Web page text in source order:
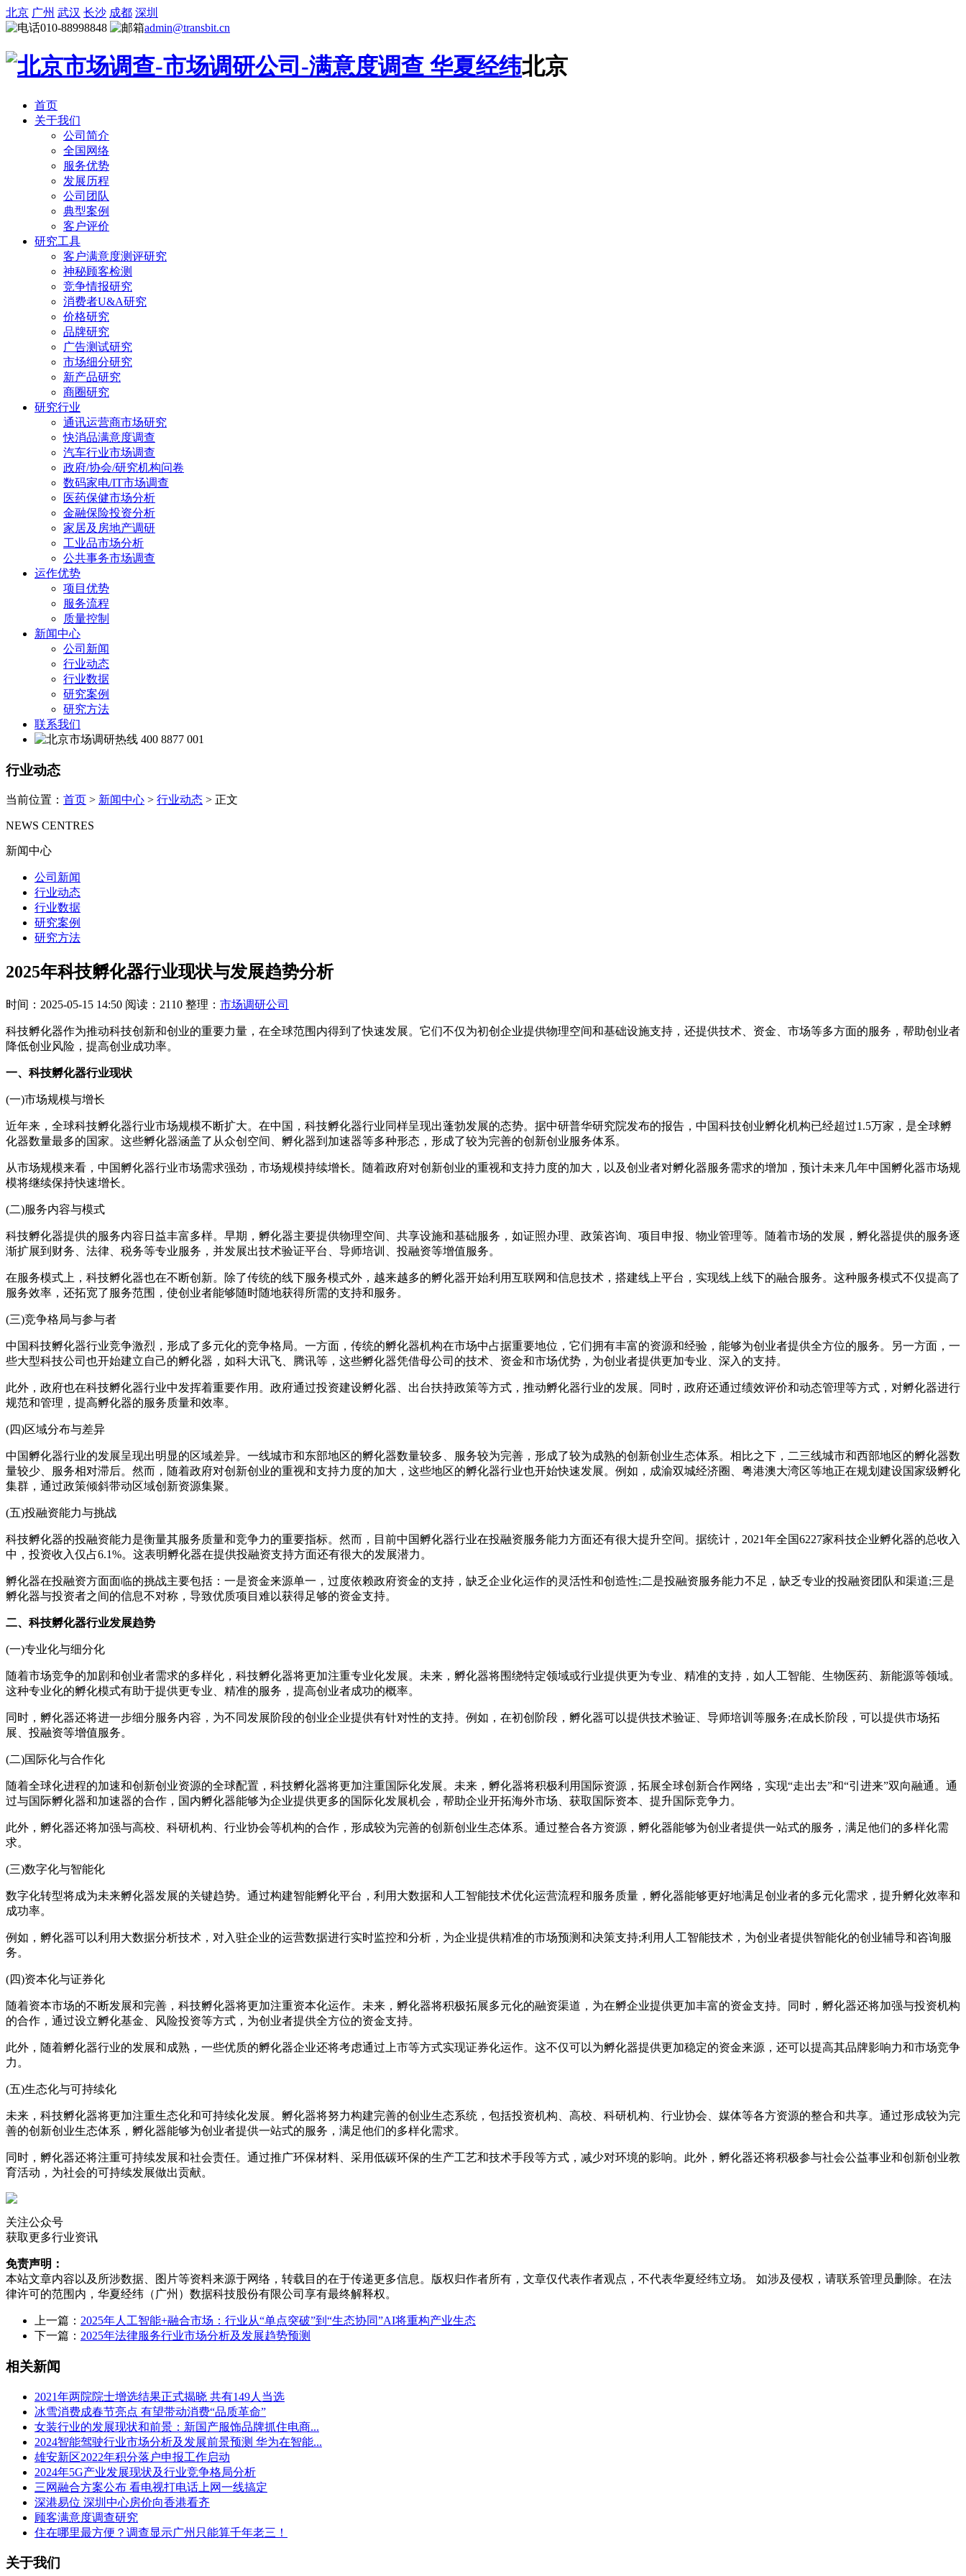
北京 广州 武汉 长沙 成都 深圳
010-88998848
admin@transbit.cn
华夏经纬北京
首页
关于我们
公司简介
全国网络
服务优势
发展历程
公司团队
典型案例
客户评价
研究工具
客户满意度测评研究
神秘顾客检测
竞争情报研究
消费者U&A研究
价格研究
品牌研究
广告测试研究
市场细分研究
新产品研究
商圈研究
研究行业
通讯运营商市场研究
快消品满意度调查
汽车行业市场调查
政府/协会/研究机构问卷
数码家电/IT市场调查
医药保健市场分析
金融保险投资分析
家居及房地产调研
工业品市场分析
公共事务市场调查
运作优势
项目优势
服务流程
质量控制
新闻中心
公司新闻
行业动态
行业数据
研究案例
研究方法
联系我们
400 8877 001
行业动态
当前位置： 首页 > 新闻中心 > 行业动态 > 正文
NEWS CENTRES
新闻中心
公司新闻
行业动态
行业数据
研究案例
研究方法
2025年科技孵化器行业现状与发展趋势分析
时间：2025-05-15 14:50 阅读：2110 整理： 市场调研公司
科技孵化器作为推动科技创新和创业的重要力量，在全球范围内得到了快速发展。它们不仅为初创企业提供物理空间和基础设施支持，还提供技术、资金、市场等多方面的服务，帮助创业者
降低创业风险，提高创业成功率。
一、科技孵化器行业现状
(一)市场规模与增长
近年来，全球科技孵化器行业市场规模不断扩大。在中国，科技孵化器行业同样呈现出蓬勃发展的态势。据中研普华研究院发布的报告，中国科技创业孵化机构已经超过1.5万家，是全球孵
化器数量最多的国家。这些孵化器涵盖了从众创空间、孵化器到加速器等多种形态，形成了较为完善的创新创业服务体系。
从市场规模来看，中国孵化器行业市场需求强劲，市场规模持续增长。随着政府对创新创业的重视和支持力度的加大，以及创业者对孵化器服务需求的增加，预计未来几年中国孵化器市场规
模将继续保持快速增长。
(二)服务内容与模式
科技孵化器提供的服务内容日益丰富多样。早期，孵化器主要提供物理空间、共享设施和基础服务，如证照办理、政策咨询、项目申报、物业管理等。随着市场的发展，孵化器提供的服务逐
渐扩展到财务、法律、税务等专业服务，并发展出技术验证平台、导师培训、投融资等增值服务。
在服务模式上，科技孵化器也在不断创新。除了传统的线下服务模式外，越来越多的孵化器开始利用互联网和信息技术，搭建线上平台，实现线上线下的融合服务。这种服务模式不仅提高了
服务效率，还拓宽了服务范围，使创业者能够随时随地获得所需的支持和服务。
(三)竞争格局与参与者
中国科技孵化器行业竞争激烈，形成了多元化的竞争格局。一方面，传统的孵化器机构在市场中占据重要地位，它们拥有丰富的资源和经验，能够为创业者提供全方位的服务。另一方面，一
些大型科技公司也开始建立自己的孵化器，如科大讯飞、腾讯等，这些孵化器凭借母公司的技术、资金和市场优势，为创业者提供更加专业、深入的支持。
此外，政府也在科技孵化器行业中发挥着重要作用。政府通过投资建设孵化器、出台扶持政策等方式，推动孵化器行业的发展。同时，政府还通过绩效评价和动态管理等方式，对孵化器进行
规范和管理，提高孵化器的服务质量和效率。
(四)区域分布与差异
中国孵化器行业的发展呈现出明显的区域差异。一线城市和东部地区的孵化器数量较多、服务较为完善，形成了较为成熟的创新创业生态体系。相比之下，二三线城市和西部地区的孵化器数
量较少、服务相对滞后。然而，随着政府对创新创业的重视和支持力度的加大，这些地区的孵化器行业也开始快速发展。例如，成渝双城经济圈、粤港澳大湾区等地正在规划建设国家级孵化
集群，通过政策倾斜带动区域创新资源集聚。
(五)投融资能力与挑战
科技孵化器的投融资能力是衡量其服务质量和竞争力的重要指标。然而，目前中国孵化器行业在投融资服务能力方面还有很大提升空间。据统计，2021年全国6227家科技企业孵化器的总收入
中，投资收入仅占6.1%。这表明孵化器在提供投融资支持方面还有很大的发展潜力。
孵化器在投融资方面面临的挑战主要包括：一是资金来源单一，过度依赖政府资金的支持，缺乏企业化运作的灵活性和创造性;二是投融资服务能力不足，缺乏专业的投融资团队和渠道;三是
孵化器与投资者之间的信息不对称，导致优质项目难以获得足够的资金支持。
二、科技孵化器行业发展趋势
(一)专业化与细分化
随着市场竞争的加剧和创业者需求的多样化，科技孵化器将更加注重专业化发展。未来，孵化器将围绕特定领域或行业提供更为专业、精准的支持，如人工智能、生物医药、新能源等领域。
这种专业化的孵化模式有助于提供更专业、精准的服务，提高创业者成功的概率。
同时，孵化器还将进一步细分服务内容，为不同发展阶段的创业企业提供有针对性的支持。例如，在初创阶段，孵化器可以提供技术验证、导师培训等服务;在成长阶段，可以提供市场拓
展、投融资等增值服务。
(二)国际化与合作化
随着全球化进程的加速和创新创业资源的全球配置，科技孵化器将更加注重国际化发展。未来，孵化器将积极利用国际资源，拓展全球创新合作网络，实现“走出去”和“引进来”双向融通。通
过与国际孵化器和加速器的合作，国内孵化器能够为企业提供更多的国际化发展机会，帮助企业开拓海外市场、获取国际资本、提升国际竞争力。
此外，孵化器还将加强与高校、科研机构、行业协会等机构的合作，形成较为完善的创新创业生态体系。通过整合各方资源，孵化器能够为创业者提供一站式的服务，满足他们的多样化需
求。
(三)数字化与智能化
数字化转型将成为未来孵化器发展的关键趋势。通过构建智能孵化平台，利用大数据和人工智能技术优化运营流程和服务质量，孵化器能够更好地满足创业者的多元化需求，提升孵化效率和
成功率。
例如，孵化器可以利用大数据分析技术，对入驻企业的运营数据进行实时监控和分析，为企业提供精准的市场预测和决策支持;利用人工智能技术，为创业者提供智能化的创业辅导和咨询服
务。
(四)资本化与证券化
随着资本市场的不断发展和完善，科技孵化器将更加注重资本化运作。未来，孵化器将积极拓展多元化的融资渠道，为在孵企业提供更加丰富的资金支持。同时，孵化器还将加强与投资机构
的合作，通过设立孵化基金、风险投资等方式，为创业者提供全方位的资金支持。
此外，随着孵化器行业的发展和成熟，一些优质的孵化器企业还将考虑通过上市等方式实现证券化运作。这不仅可以为孵化器提供更加稳定的资金来源，还可以提高其品牌影响力和市场竞争
力。
(五)生态化与可持续化
未来，科技孵化器将更加注重生态化和可持续化发展。孵化器将努力构建完善的创业生态系统，包括投资机构、高校、科研机构、行业协会、媒体等各方资源的整合和共享。通过形成较为完
善的创新创业生态体系，孵化器能够为创业者提供一站式的服务，满足他们的多样化需求。
同时，孵化器还将注重可持续发展和社会责任。通过推广环保材料、采用低碳环保的生产工艺和技术手段等方式，减少对环境的影响。此外，孵化器还将积极参与社会公益事业和创新创业教
育活动，为社会的可持续发展做出贡献。
关注公众号
获取更多行业资讯
免责声明：
本站文章内容以及所涉数据、图片等资料来源于网络，转载目的在于传递更多信息。版权归作者所有，文章仅代表作者观点，不代表华夏经纬立场。 如涉及侵权，请联系管理员删除。在法
律许可的范围内，华夏经纬（广州）数据科技股份有限公司享有最终解释权。
上一篇： 2025年人工智能+融合市场：行业从“单点突破”到“生态协同”AI将重构产业生态
下一篇： 2025年法律服务行业市场分析及发展趋势预测
相关新闻
2021年两院院士增选结果正式揭晓 共有149人当选
冰雪消费成春节亮点 有望带动消费“品质革命”
女装行业的发展现状和前景：新国产服饰品牌抓住电商...
2024智能驾驶行业市场分析及发展前景预测 华为在智能...
雄安新区2022年积分落户申报工作启动
2024年5G产业发展现状及行业竞争格局分析
三网融合方案公布 看电视打电话上网一线搞定
深港易位 深圳中心房价向香港看齐
顾客满意度调查研究
住在哪里最方便？调查显示广州只能算千年老三！
关于我们